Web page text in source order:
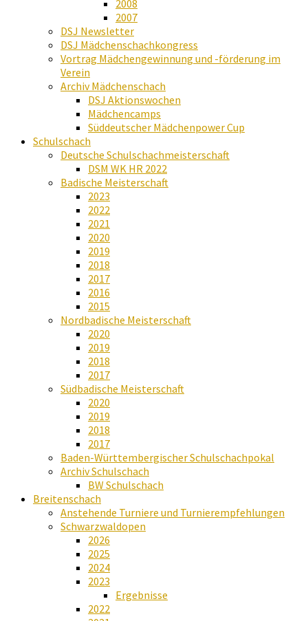
2008
2007
DSJ Newsletter
DSJ Mädchenschachkongress
Vortrag Mädchengewinnung und -förderung im
Verein
Archiv Mädchenschach
DSJ Aktionswochen
Mädchencamps
Süddeutscher Mädchenpower Cup
Schulschach
Deutsche Schulschachmeisterschaft
DSM WK HR 2022
Badische Meisterschaft
2023
2022
2021
2020
2019
2018
2017
2016
2015
Nordbadische Meisterschaft
2020
2019
2018
2017
Südbadische Meisterschaft
2020
2019
2018
2017
Baden-Württembergischer Schulschachpokal
Archiv Schulschach
BW Schulschach
Breitenschach
Anstehende Turniere und Turnierempfehlungen
Schwarzwaldopen
2026
2025
2024
2023
Ergebnisse
2022